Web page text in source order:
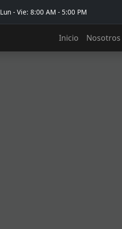
Lun - Vie: 8:00 AM - 5:00 PM
Inicio Nosotros